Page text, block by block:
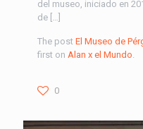
del museo, iniciado en
de […]
The post El Museo de
first on Alan x el Mundo
0